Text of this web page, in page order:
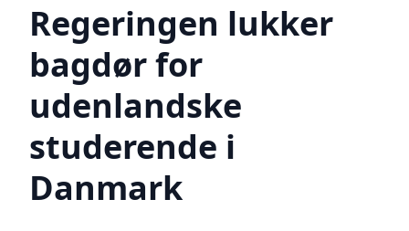
Regeringen lukker
bagdør for
udenlandske
studerende i
Danmark